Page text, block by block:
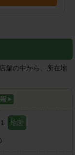
舗の中から、所在地
地図